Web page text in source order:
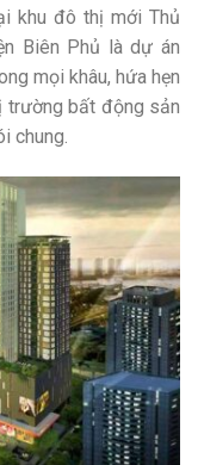
khu đô thị mới Thủ
Biên Phủ là dự án
mọi khâu, hứa hẹn
trường bất động sản
chung.